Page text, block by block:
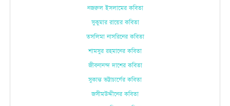
নজরুল ইসলামের কবিতা
সুকুমার রায়ের কবিতা
তসলিমা নাসরিনের কবিতা
শামসুর রহমানের কবিতা
জীবনানন্দ দাশের কবিতা
সুকান্ত ভট্টাচার্যের কবিতা
জসীমউদ্দীনের কবিতা